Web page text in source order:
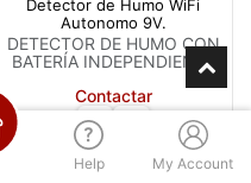
Detector de Humo WiFi
Autonomo 9V.
DETECTOR DE HUMO CON
BATERÍA INDEPENDIENTE
Contactar
Help My Account